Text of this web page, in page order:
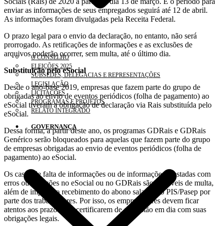
O CONSELHO
ELEIÇÕES 2025
SUBSEDES, DELEGACIAS E REPRESENTAÇÕES
LEGISLAÇÃO
LICITAÇÕES
PROGRAMAS E PROJETOS
RELATO INTEGRADO
GOVERNANÇA
enviar as informações de seus empregados seguirá até 12 de abril.
As informações foram divulgadas pela Receita Federal.
O prazo legal para o envio da declaração, no entanto, não será
prorrogado. As retificações de informações e as exclusões de
arquivos poderão ocorrer, sem multa, até o último dia.
Substituição pelo eSocial
Desde o ano-base 2019, empresas que fazem parte do grupo de
obrigadas ao envio de eventos periódicos (folha de pagamento) ao
eSocial tiveram a obrigação de declaração via Rais substituída pelo
eSocial.
Dessa forma, a partir deste ano, os programas GDRais e GDRais
Genérico serão bloqueados para aquelas que fazem parte do grupo
de empresas obrigadas ao envio de eventos periódicos (folha de
pagamento) ao eSocial.
Os casos de falta de informações ou de informações prestadas com
erros ou omissões no eSocial ou no GDRais são passíveis de multa,
além de impedir o recebimento do abono salarial do PIS/Pasep por
parte dos trabalhadores. Por isso, os empregadores devem ficar
atentos aos prazos e se certificarem de que estão em dia com suas
obrigações legais.